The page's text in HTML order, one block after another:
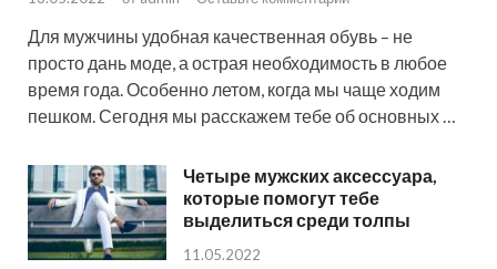
Для мужчины удобная качественная обувь – не
просто дань моде, а острая необходимость в любое
время года. Особенно летом, когда мы чаще ходим
пешком. Сегодня мы расскажем тебе об основных …
Четыре мужских аксессуара,
которые помогут тебе
выделиться среди толпы
11.05.2022